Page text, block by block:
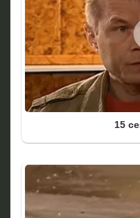
15